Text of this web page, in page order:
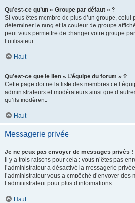
Qu’est-ce qu’un « Groupe par défaut » ?
Si vous êtes membre de plus d’un groupe, celui
déterminer le rang et la couleur de groupe
peut vous permettre de changer votre groupe
l’utilisateur.
Haut
Qu’est-ce que le lien « L’équipe du forum » ?
Cette page donne la liste des membres de
administrateurs et modérateurs ainsi que
qu’ils modèrent.
Haut
Messagerie privée
Je ne peux pas envoyer de messages privés !
Il y a trois raisons pour cela : vous n’êtes pas
l’administrateur a désactivé la messagerie
l’administrateur vous a empêché d’envoyer des
l’administrateur pour plus d’informations.
Haut